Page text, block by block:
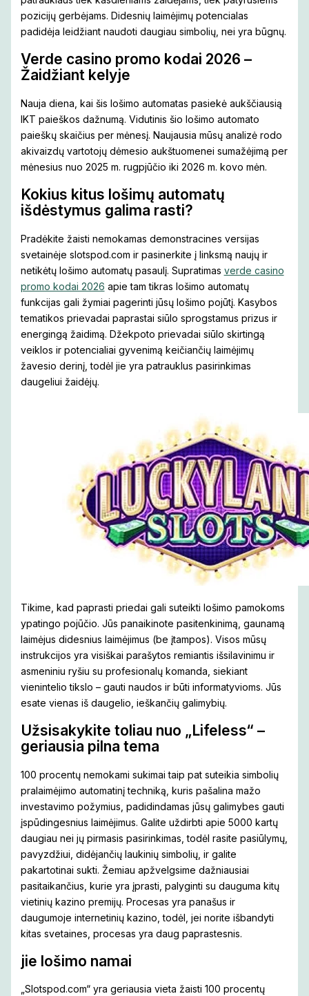
pozicijų gerbėjams. Didesnių laimėjimų potencialas
padidėja leidžiant naudoti daugiau simbolių, nei yra būgnų.
Verde casino promo kodai 2026 –
Žaidžiant kelyje
Nauja diena, kai šis lošimo automatas pasiekė aukščiausią
IKT paieškos dažnumą. Vidutinis šio lošimo automato
paieškų skaičius per mėnesį. Naujausia mūsų analizė rodo
akivaizdų vartotojų dėmesio aukštuomenei sumažėjimą per
mėnesius nuo 2025 m. rugpjūčio iki 2026 m. kovo mėn.
Kokius kitus lošimų automatų
išdėstymus galima rasti?
Pradėkite žaisti nemokamas demonstracines versijas
svetainėje slotspod.com ir pasinerkite į linksmą naujų ir
netikėtų lošimo automatų pasaulį. Supratimas verde casino
promo kodai 2026 apie tam tikras lošimo automatų
funkcijas gali žymiai pagerinti jūsų lošimo pojūtį. Kasybos
tematikos prievadai paprastai siūlo sprogstamus prizus ir
energingą žaidimą. Džekpoto prievadai siūlo skirtingą
veiklos ir potencialiai gyvenimą keičiančių laimėjimų
žavesio derinį, todėl jie yra patrauklus pasirinkimas
daugeliui žaidėjų.
Tikime, kad paprasti priedai gali suteikti lošimo pamokoms
ypatingo pojūčio. Jūs panaikinote pasitenkinimą, gaunamą
laimėjus didesnius laimėjimus (be įtampos). Visos mūsų
instrukcijos yra visiškai parašytos remiantis išsilavinimu ir
asmeniniu ryšiu su profesionalų komanda, siekiant
vienintelio tikslo – gauti naudos ir būti informatyvioms. Jūs
esate vienas iš daugelio, ieškančių galimybių.
Užsisakykite toliau nuo „Lifeless“ –
geriausia pilna tema
100 procentų nemokami sukimai taip pat suteikia simbolių
pralaimėjimo automatinį techniką, kuris pašalina mažo
investavimo požymius, padidindamas jūsų galimybes gauti
įspūdingesnius laimėjimus. Galite uždirbti apie 5000 kartų
daugiau nei jų pirmasis pasirinkimas, todėl rasite pasiūlymų,
pavyzdžiui, didėjančių laukinių simbolių, ir galite
pakartotinai sukti. Žemiau apžvelgsime dažniausiai
pasitaikančius, kurie yra įprasti, palyginti su dauguma kitų
vietinių kazino premijų. Procesas yra panašus ir
daugumoje internetinių kazino, todėl, jei norite išbandyti
kitas svetaines, procesas yra daug paprastesnis.
jie lošimo namai
„Slotspod.com“ yra geriausia vieta žaisti 100 procentų